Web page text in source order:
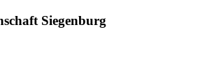
Siegenburg